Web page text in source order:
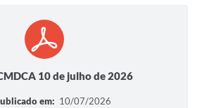
10 de julho de 2026
em: 10/07/2026